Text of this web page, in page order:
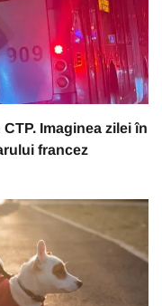
Imaginea zilei în
francez